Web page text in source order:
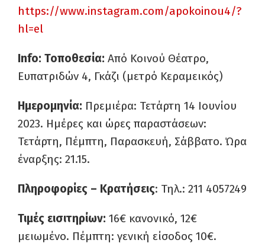
https://www.instagram.com/apokoinou4/?
hl=el
Info: Τοποθεσία: Από Κοινού Θέατρο,
Ευπατριδών 4, Γκάζι (μετρό Κεραμεικός)
Ημερομηνία: Πρεμιέρα: Τετάρτη 14 Ιουνίου
2023. Ημέρες και ώρες παραστάσεων:
Τετάρτη, Πέμπτη, Παρασκευή, Σάββατο. Ώρα
έναρξης: 21.15.
Πληροφορίες – Κρατήσεις: Τηλ.: 211 4057249
Τιμές εισιτηρίων: 16€ κανονικό, 12€
μειωμένο. Πέμπτη: γενική είσοδος 10€.